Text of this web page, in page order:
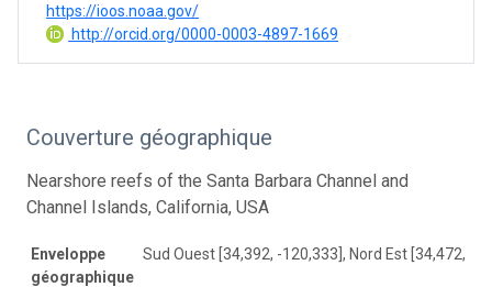
https://ioos.noaa.gov/
http://orcid.org/0000-0003-4897-1669
Couverture géographique
Nearshore reefs of the Santa Barbara Channel and
Channel Islands, California, USA
Enveloppe
géographique
Sud Ouest [34,392, -120,333], Nord Est [34,472, -